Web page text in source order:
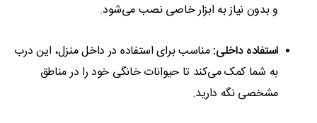
و بدون نیاز به ابزار خاصی نصب می‌شود.
استفاده داخلی: مناسب برای استفاده در داخل منزل، این درب
به شما کمک می‌کند تا حیوانات خانگی خود را در مناطق
مشخصی نگه دارید.